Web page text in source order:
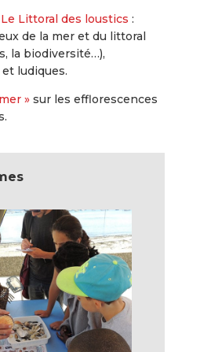
Littoral des loustics :
de la mer et du littoral
la biodiversité…),
ludiques.
»sur les efflorescences